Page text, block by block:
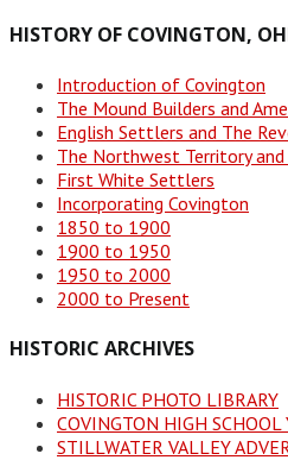
HISTORY OF COVINGTON,
Introduction of Covington
The Mound Builders and
English Settlers and The
The Northwest Territory and
First White Settlers
Incorporating Covington
1850 to 1900
1900 to 1950
1950 to 2000
2000 to Present
HISTORIC ARCHIVES
HISTORIC PHOTO LIBRARY
COVINGTON HIGH SCHOOL
STILLWATER VALLEY